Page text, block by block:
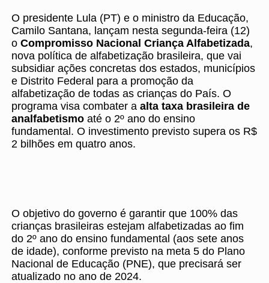
O presidente Lula (PT) e o ministro da Educação,
Camilo Santana, lançam nesta segunda-feira (12)
o Compromisso Nacional Criança Alfabetizada,
nova política de alfabetização brasileira, que vai
subsidiar ações concretas dos estados, municípios
e Distrito Federal para a promoção da
alfabetização de todas as crianças do País. O
programa visa combater a alta taxa brasileira de
analfabetismo até o 2º ano do ensino
fundamental. O investimento previsto supera os R$
2 bilhões em quatro anos.
O objetivo do governo é garantir que 100% das
crianças brasileiras estejam alfabetizadas ao fim
do 2º ano do ensino fundamental (aos sete anos
de idade), conforme previsto na meta 5 do Plano
Nacional de Educação (PNE), que precisará ser
atualizado no ano de 2024.